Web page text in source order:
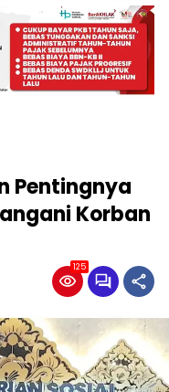
Pentingnya
Korban
125